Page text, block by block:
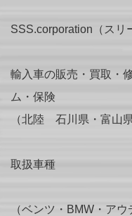
SSS.corporation（スリ
輸入車の販売・買取・
ム・保険
（北陸 石川県・富山
取扱車種
（ベンツ・BMW・ア